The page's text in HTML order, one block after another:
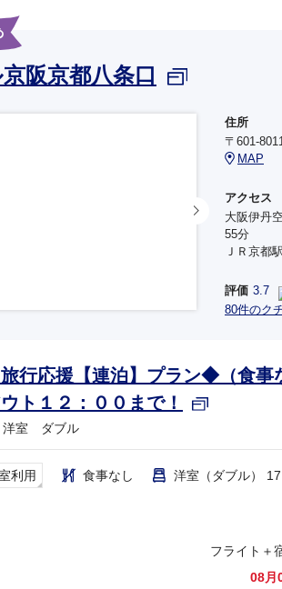
円
円
阪京都八条口
住所
〒601-
MAP
アクセス
大阪伊丹
55分
ＪＲ京都
評価 3.7
80件のク
行応援【連泊】プラン◆（食事
ト１２：００まで！
室 ダブル
利用 食事なし 洋室（ダブル）
フライト＋
08月